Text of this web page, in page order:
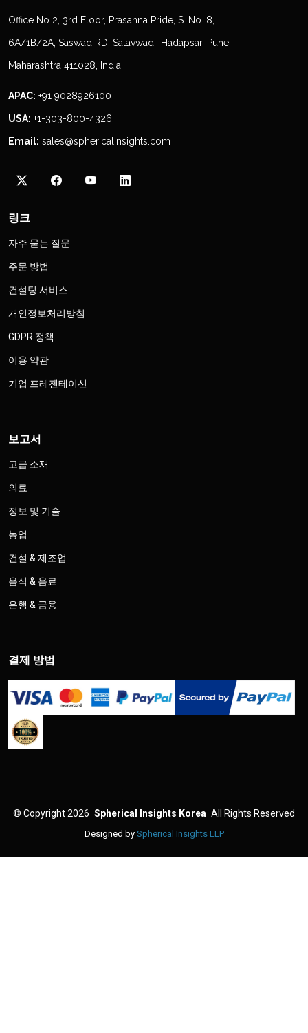
Office No 2, 3rd Floor, Prasanna Pride, S. No. 8,
6A/1B/2A, Saswad RD, Satavwadi, Hadapsar, Pune,
Maharashtra 411028, India
APAC: +91 9028926100
USA: +1-303-800-4326
Email: sales@sphericalinsights.com
링크
자주 묻는 질문
주문 방법
컨설팅 서비스
개인정보처리방침
GDPR 정책
이용 약관
기업 프레젠테이션
보고서
고급 소재
의료
정보 및 기술
농업
건설 & 제조업
음식 & 음료
은행 & 금융
결제 방법
© Copyright 2026 Spherical Insights Korea All Rights Reserved
Designed by Spherical Insights LLP